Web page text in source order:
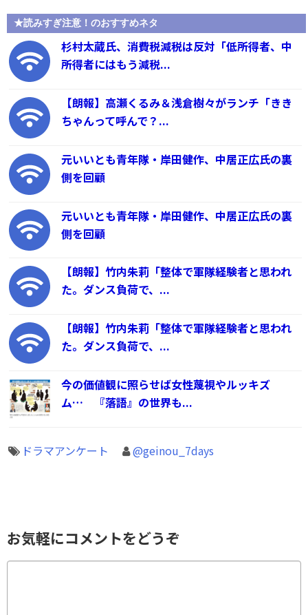
★読みすぎ注意！のおすすめネタ
杉村太蔵氏、消費税減税は反対「低所得者、中
所得者にはもう減税...
【朗報】高瀬くるみ＆浅倉樹々がランチ「きき
ちゃんって呼んで？...
元いいとも青年隊・岸田健作、中居正広氏の裏
側を回顧
元いいとも青年隊・岸田健作、中居正広氏の裏
側を回顧
【朗報】竹内朱莉「整体で軍隊経験者と思われ
た。ダンス負荷で、...
【朗報】竹内朱莉「整体で軍隊経験者と思われ
た。ダンス負荷で、...
今の価値観に照らせば女性蔑視やルッキズ
ム… 『落語』の世界も...
ドラマアンケート @geinou_7days
お気軽にコメントをどうぞ